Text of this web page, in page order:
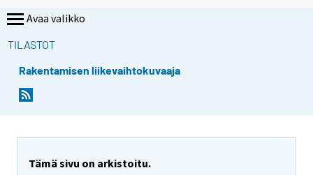
Avaa valikko
TILASTOT
Rakentamisen liikevaihtokuvaaja
Tämä sivu on arkistoitu.